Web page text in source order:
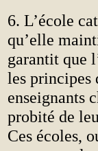
6. L’école
qu’elle
garantit que
les principes
enseignants
probité de
Ces écoles,